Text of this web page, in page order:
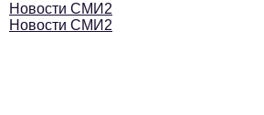
Новости СМИ2
Новости СМИ2